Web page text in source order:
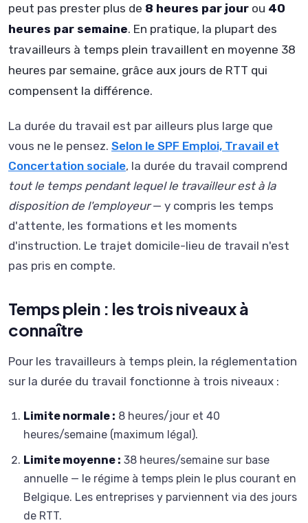
peut pas prester plus de 8 heures par jour ou 40
heures par semaine. En pratique, la plupart des
travailleurs à temps plein travaillent en moyenne 38
heures par semaine, grâce aux jours de RTT qui
compensent la différence.
La durée du travail est par ailleurs plus large que
vous ne le pensez. Selon le SPF Emploi, Travail et
Concertation sociale, la durée du travail comprend
tout le temps pendant lequel le travailleur est à la
disposition de l'employeur— y compris les temps
d'attente, les formations et les moments
d'instruction. Le trajet domicile-lieu de travail n'est
pas pris en compte.
Temps plein : les trois niveaux à
connaître
Pour les travailleurs à temps plein, la réglementation
sur la durée du travail fonctionne à trois niveaux :
Limite normale : 8 heures/jour et 40
heures/semaine (maximum légal).
Limite moyenne : 38 heures/semaine sur base
annuelle — le régime à temps plein le plus courant en
Belgique. Les entreprises y parviennent via des jours
de RTT.